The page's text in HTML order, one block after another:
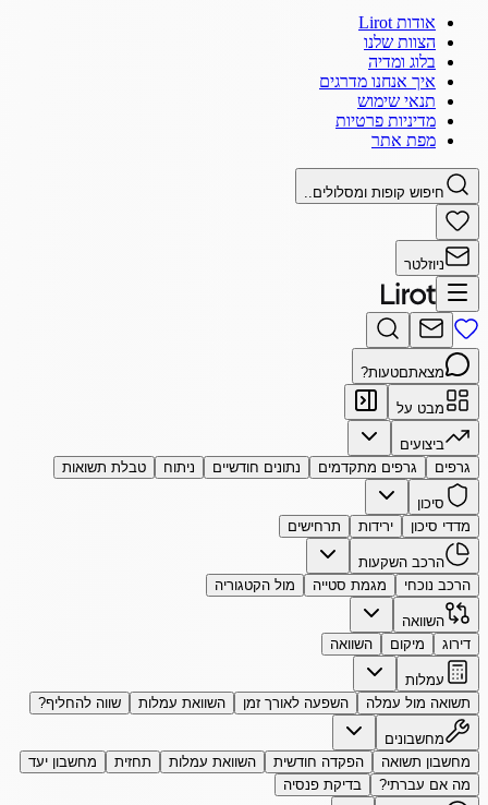
אודות Lirot
הצוות שלנו
בלוג ומדיה
איך אנחנו מדרגים
תנאי שימוש
מדיניות פרטיות
מפת אתר
חיפוש קופות ומסלולים..
ניוזלטר
מצאתםטעות?
מבט על
ביצועים
גרפים
גרפים מתקדמים נתונים חודשיים ניתוח טבלת תשואות
סיכון
מדדי סיכון
ירידות תרחישים
הרכב השקעות
הרכב נוכחי
מגמת סטייה מול הקטגוריה
השוואה
דירוג
מיקום השוואה
עמלות
תשואה מול עמלה
השפעה לאורך זמן השוואת עמלות שווה להחליף?
מחשבונים
מחשבון תשואה
הפקדה חודשית השוואת עמלות תחזית
מחשבון יעד
מה אם עברתי?
בדיקת פנסיה